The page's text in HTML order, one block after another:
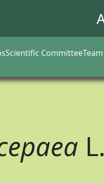
Scientific CommitteeTeam
L.